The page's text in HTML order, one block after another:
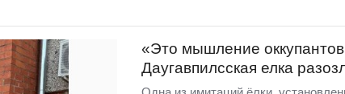
«Это мышление
Даугавпилсская елка